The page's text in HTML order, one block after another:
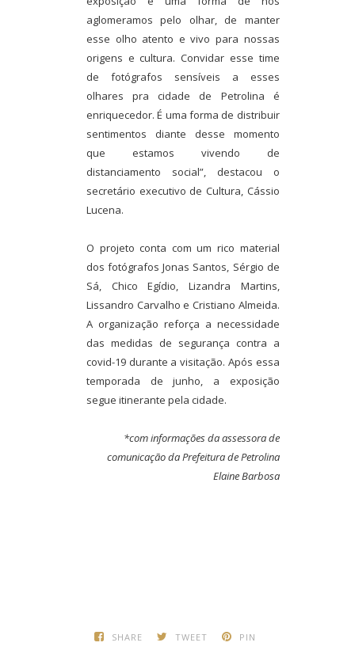
aglomeramos pelo olhar, de manter
esse olho atento e vivo para nossas
origens e cultura. Convidar esse time
de fotógrafos sensíveis a esses
olhares pra cidade de Petrolina é
enriquecedor. É uma forma de distribuir
sentimentos diante desse momento
que estamos vivendo de
distanciamento social”, destacou o
secretário executivo de Cultura, Cássio
Lucena.
O projeto conta com um rico material
dos fotógrafos Jonas Santos, Sérgio de
Sá, Chico Egídio, Lizandra Martins,
Lissandro Carvalho e Cristiano Almeida.
A organização reforça a necessidade
das medidas de segurança contra a
covid-19 durante a visitação. Após essa
temporada de junho, a exposição
segue itinerante pela cidade.
*com informações da assessora de
comunicação da Prefeitura de Petrolina
Elaine Barbosa
SHARE TWEET
PIN